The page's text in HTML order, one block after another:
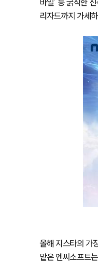
리자드까지 가세
올해 지스타의 가
맡은 엔씨소프트